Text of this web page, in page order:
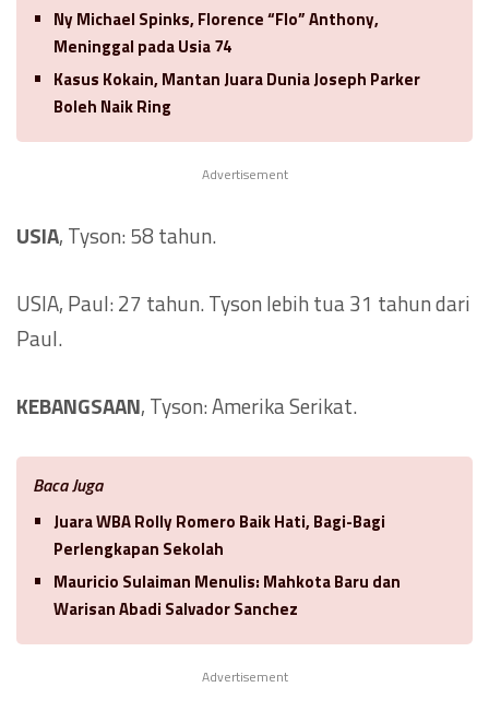
Ny Michael Spinks, Florence “Flo” Anthony,
Meninggal pada Usia 74
Kasus Kokain, Mantan Juara Dunia Joseph Parker
Boleh Naik Ring
Advertisement
USIA, Tyson: 58 tahun.
USIA, Paul: 27 tahun. Tyson lebih tua 31 tahun dari
Paul.
KEBANGSAAN, Tyson: Amerika Serikat.
Baca Juga
Juara WBA Rolly Romero Baik Hati, Bagi-Bagi
Perlengkapan Sekolah
Mauricio Sulaiman Menulis: Mahkota Baru dan
Warisan Abadi Salvador Sanchez
Advertisement